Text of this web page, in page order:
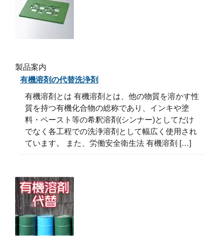
製品案内
有機溶剤の代替洗浄剤
有機溶剤とは 有機溶剤とは、他の物質を溶かす性
質を持つ有機化合物の総称であり、インキや塗
料・ペースト等の希釈溶剤(シンナー)としてだけ
でなく各工程での洗浄溶剤として幅広く使用され
ています。 また、労働安全衛生法 有機溶剤 […]